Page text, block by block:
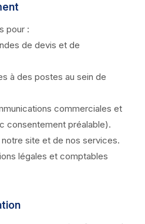
pour :
de devis et de
à des postes au sein de
commerciales et
consentement préalable).
site et de nos services.
légales et comptables